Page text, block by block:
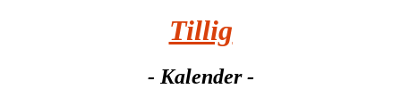
Tillig
- Kalender -